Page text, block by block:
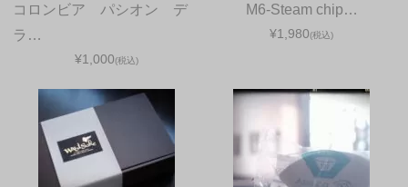
コロンビア パシオン デ
ラ…
¥1,000(税込)
M6-Steam chip…
¥1,980(税込)